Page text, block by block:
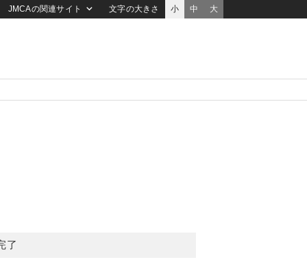
JMCAの関連サイト 文字の大きさ 小 中 大
了